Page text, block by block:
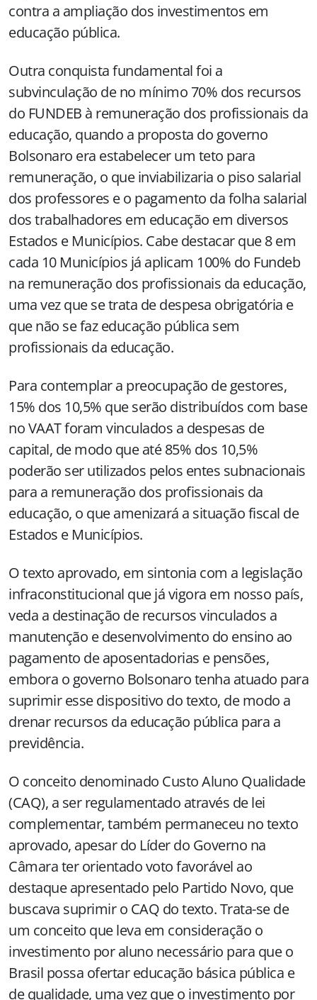
contra a ampliação dos investimentos em
educação pública.
Outra conquista fundamental foi a
subvinculação de no mínimo 70% dos recursos
do FUNDEB à remuneração dos profissionais da
educação, quando a proposta do governo
Bolsonaro era estabelecer um teto para
remuneração, o que inviabilizaria o piso salarial
dos professores e o pagamento da folha salarial
dos trabalhadores em educação em diversos
Estados e Municípios. Cabe destacar que 8 em
cada 10 Municípios já aplicam 100% do Fundeb
na remuneração dos profissionais da educação,
uma vez que se trata de despesa obrigatória e
que não se faz educação pública sem
profissionais da educação.
Para contemplar a preocupação de gestores,
15% dos 10,5% que serão distribuídos com base
no VAAT foram vinculados a despesas de
capital, de modo que até 85% dos 10,5%
poderão ser utilizados pelos entes subnacionais
para a remuneração dos profissionais da
educação, o que amenizará a situação fiscal de
Estados e Municípios.
O texto aprovado, em sintonia com a legislação
infraconstitucional que já vigora em nosso país,
veda a destinação de recursos vinculados a
manutenção e desenvolvimento do ensino ao
pagamento de aposentadorias e pensões,
embora o governo Bolsonaro tenha atuado para
suprimir esse dispositivo do texto, de modo a
drenar recursos da educação pública para a
previdência.
O conceito denominado Custo Aluno Qualidade
(CAQ), a ser regulamentado através de lei
complementar, também permaneceu no texto
aprovado, apesar do Líder do Governo na
Câmara ter orientado voto favorável ao
destaque apresentado pelo Partido Novo, que
buscava suprimir o CAQ do texto. Trata-se de
um conceito que leva em consideração o
investimento por aluno necessário para que o
Brasil possa ofertar educação básica pública e
de qualidade, uma vez que o investimento por